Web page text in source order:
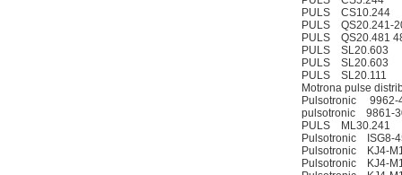
PULS CS10.244
PULS QS20.241-
PULS QS20.481
PULS SL20.603
PULS SL20.603
PULS SL20.111
Motrona pulse
Pulsotronic 9962-
pulsotronic 9861-
PULS ML30.241
Pulsotronic ISG8-
Pulsotronic KJ4-
Pulsotronic KJ4-